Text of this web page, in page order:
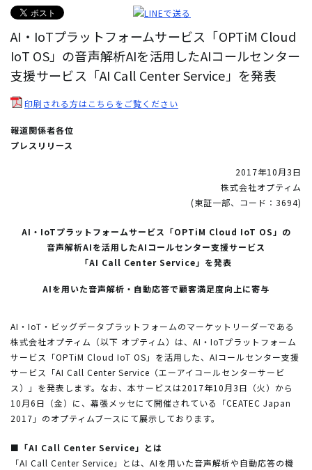
AI・IoTプラットフォームサービス「OPTiM Cloud
IoT OS」の音声解析AIを活用したAIコールセンター
支援サービス「AI Call Center Service」を発表
印刷される方はこちらをご覧ください
報道関係者各位
プレスリリース
2017年10月3日
株式会社オプティム
(東証一部、コード：3694)
AI・IoTプラットフォームサービス「OPTiM Cloud IoT OS」の
音声解析AIを活用したAIコールセンター支援サービス
「AI Call Center Service」を発表
AIを用いた音声解析・自動応答で顧客満足度向上に寄与
AI・IoT・ビッグデータプラットフォームのマーケットリーダーである
株式会社オプティム（以下 オプティム）は、AI・IoTプラットフォーム
サービス「OPTiM Cloud IoT OS」を活用した、AIコールセンター支援
サービス「AI Call Center Service（エーアイコールセンターサービ
ス）」を発表します。なお、本サービスは2017年10月3日（火）から
10月6日（金）に、幕張メッセにて開催されている「CEATEC Japan
2017」のオプティムブースにて展示しております。
■「AI Call Center Service」とは
「AI Call Center Service」とは、AIを用いた音声解析や自動応答の機